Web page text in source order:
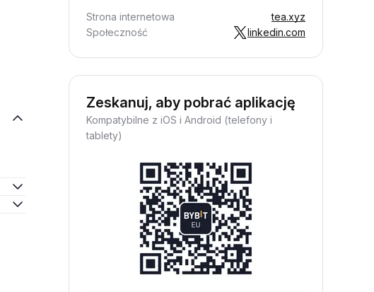
Strona internetowa
tea.xyz
Społeczność
linkedin.com
Zeskanuj, aby pobrać aplikację
Kompatybilne z iOS i Android (telefony i
tablety)